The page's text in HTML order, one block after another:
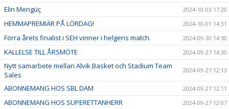
Elin Mengüç 2024-10-03 17:20
HEMMAPREMIÄR PÅ LÖRDAG! 2024-10-01 14:31
Förra årets finalist i SEH vinner i helgens match. 2024-09-30 14:30
KALLELSE TILL ÅRSMÖTE 2024-09-27 14:30
Nytt samarbete mellan Alvik Basket och Stadium Team
Sales
2024-09-27 12:13
ABONNEMANG HOS SBL DAM 2024-09-27 12:11
ABONNEMANG HOS SUPERETTANHERR 2024-09-27 12:07